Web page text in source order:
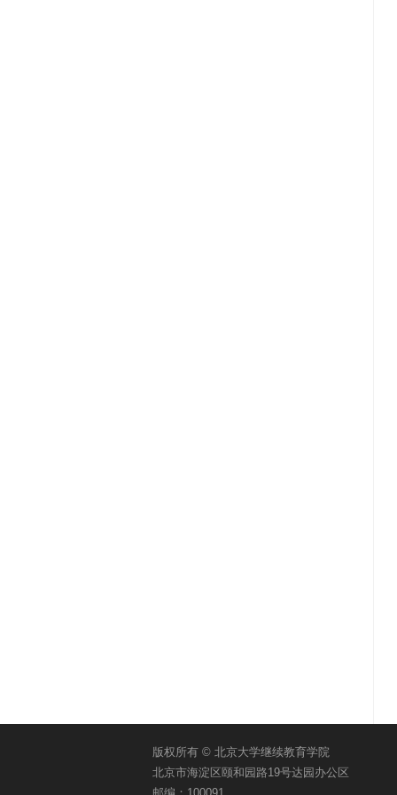
版权所有 © 北京大学继续教育学院
北京市海淀区颐和园路19号达园办公区